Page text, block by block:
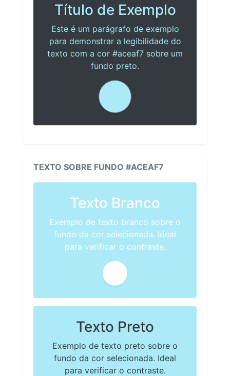
Título de Exemplo
Este é um parágrafo de exemplo
para demonstrar a legibilidade do
texto com a cor #aceaf7 sobre um
fundo preto.
TEXTO SOBRE FUNDO #ACEAF7
Texto Branco
Exemplo de texto branco sobre o
fundo da cor selecionada. Ideal
para verificar o contraste.
Texto Preto
Exemplo de texto preto sobre o
fundo da cor selecionada. Ideal
para verificar o contraste.